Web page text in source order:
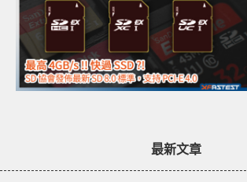
最新文章